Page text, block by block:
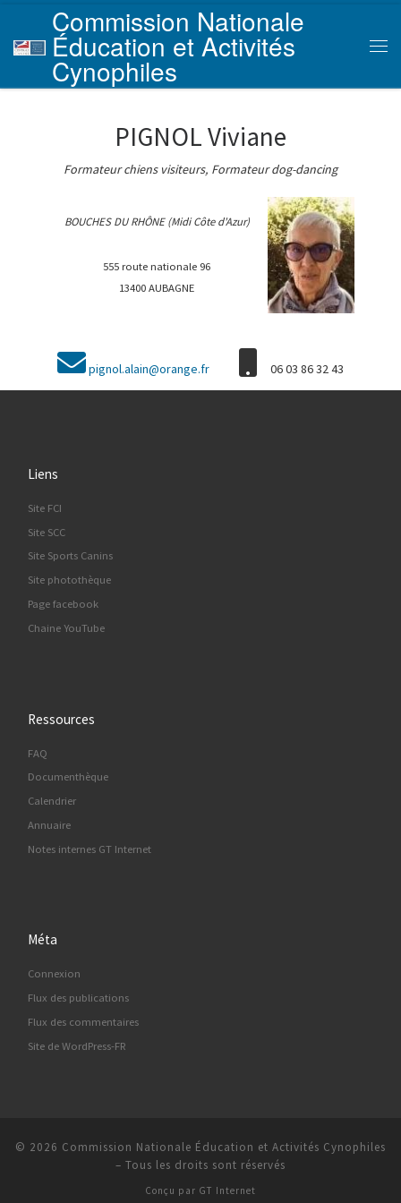
Skip to content
Commission Nationale
Éducation et Activités
Cynophiles
PIGNOL Viviane
Formateur chiens visiteurs, Formateur dog-dancing
BOUCHES DU RHÔNE (Midi Côte d'Azur)
555 route nationale 96
13400 AUBAGNE
pignol.alain@orange.fr 06 03 86 32 43
Liens
Site FCI
Site SCC
Site Sports Canins
Site photothèque
Page facebook
Chaine YouTube
Ressources
FAQ
Documenthèque
Calendrier
Annuaire
Notes internes GT Internet
Méta
Connexion
Flux des publications
Flux des commentaires
Site de WordPress-FR
© 2026 Commission Nationale Éducation et Activités Cynophiles
– Tous les droits sont réservés
Conçu par GT Internet